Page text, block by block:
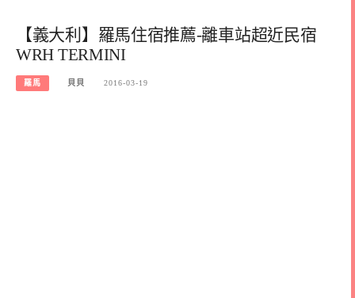
【義大利】羅馬住宿推薦-離車站超近民宿
WRH TERMINI
羅馬 貝貝 2016-03-19